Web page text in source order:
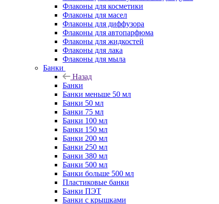
Флаконы для косметики
Флаконы для масел
Флаконы для диффузора
Флаконы для автопарфюма
Флаконы для жидкостей
Флаконы для лака
Флаконы для мыла
Банки
Назад
Банки
Банки меньше 50 мл
Банки 50 мл
Банки 75 мл
Банки 100 мл
Банки 150 мл
Банки 200 мл
Банки 250 мл
Банки 380 мл
Банки 500 мл
Банки больше 500 мл
Пластиковые банки
Банки ПЭТ
Банки с крышками